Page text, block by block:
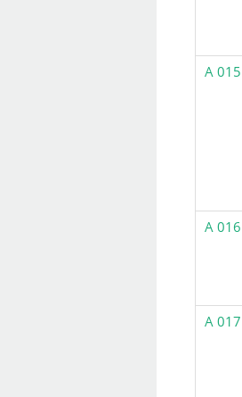
A 015
A 016
A 017